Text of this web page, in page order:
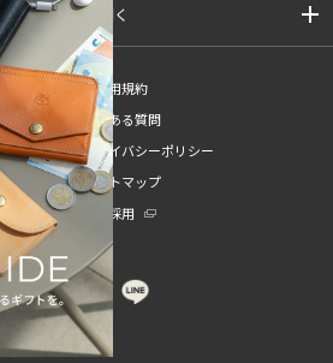
サイトマップを開く
ご利用規約
よくある質問
プライバシーポリシー
サイトマップ
新卒採用